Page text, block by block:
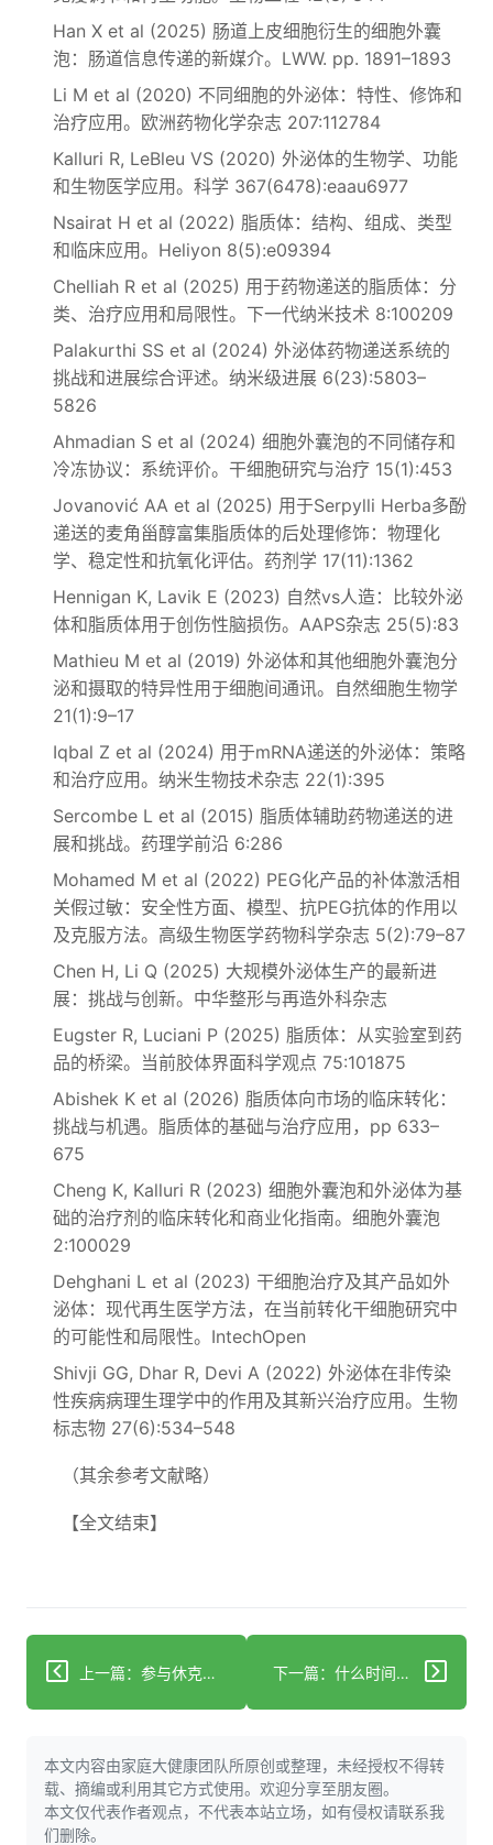
Han X et al (2025) 肠道上皮细胞衍生的细胞外囊
泡：肠道信息传递的新媒介。LWW. pp. 1891–1893
Li M et al (2020) 不同细胞的外泌体：特性、修饰和
治疗应用。欧洲药物化学杂志 207:112784
Kalluri R, LeBleu VS (2020) 外泌体的生物学、功能
和生物医学应用。科学 367(6478):eaau6977
Nsairat H et al (2022) 脂质体：结构、组成、类型
和临床应用。Heliyon 8(5):e09394
Chelliah R et al (2025) 用于药物递送的脂质体：分
类、治疗应用和局限性。下一代纳米技术 8:100209
Palakurthi SS et al (2024) 外泌体药物递送系统的
挑战和进展综合评述。纳米级进展 6(23):5803–
5826
Ahmadian S et al (2024) 细胞外囊泡的不同储存和
冷冻协议：系统评价。干细胞研究与治疗 15(1):453
Jovanović AA et al (2025) 用于Serpylli Herba多酚
递送的麦角甾醇富集脂质体的后处理修饰：物理化
学、稳定性和抗氧化评估。药剂学 17(11):1362
Hennigan K, Lavik E (2023) 自然vs人造：比较外泌
体和脂质体用于创伤性脑损伤。AAPS杂志 25(5):83
Mathieu M et al (2019) 外泌体和其他细胞外囊泡分
泌和摄取的特异性用于细胞间通讯。自然细胞生物学
21(1):9–17
Iqbal Z et al (2024) 用于mRNA递送的外泌体：策略
和治疗应用。纳米生物技术杂志 22(1):395
Sercombe L et al (2015) 脂质体辅助药物递送的进
展和挑战。药理学前沿 6:286
Mohamed M et al (2022) PEG化产品的补体激活相
关假过敏：安全性方面、模型、抗PEG抗体的作用以
及克服方法。高级生物医学药物科学杂志 5(2):79–87
Chen H, Li Q (2025) 大规模外泌体生产的最新进
展：挑战与创新。中华整形与再造外科杂志
Eugster R, Luciani P (2025) 脂质体：从实验室到药
品的桥梁。当前胶体界面科学观点 75:101875
Abishek K et al (2026) 脂质体向市场的临床转化：
挑战与机遇。脂质体的基础与治疗应用，pp 633–
675
Cheng K, Kalluri R (2023) 细胞外囊泡和外泌体为基
础的治疗剂的临床转化和商业化指南。细胞外囊泡
2:100029
Dehghani L et al (2023) 干细胞治疗及其产品如外
泌体：现代再生医学方法，在当前转化干细胞研究中
的可能性和局限性。IntechOpen
Shivji GG, Dhar R, Devi A (2022) 外泌体在非传染
性疾病病理生理学中的作用及其新兴治疗应用。生物
标志物 27(6):534–548
（其余参考文献略）
【全文结束】
上一篇：参与休克的miRNA差异表达能够表征死亡率 下一篇：什么时间锻炼效果最好？针对15,000人的新研究指出一个明确的窗口期
本文内容由家庭大健康团队所原创或整理，未经授权不得转
载、摘编或利用其它方式使用。欢迎分享至朋友圈。
本文仅代表作者观点，不代表本站立场，如有侵权请联系我
们删除。